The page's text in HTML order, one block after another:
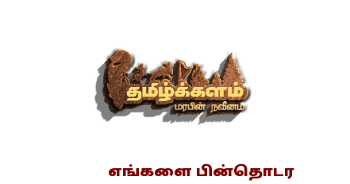
எங்களை பின்தொடர